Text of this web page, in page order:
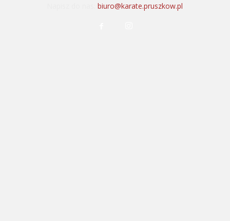
Napisz do nas:biuro@karate.pruszkow.pl